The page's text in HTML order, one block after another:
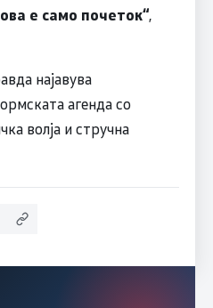
е само почеток“,
најавува
агенда со
волја и стручна